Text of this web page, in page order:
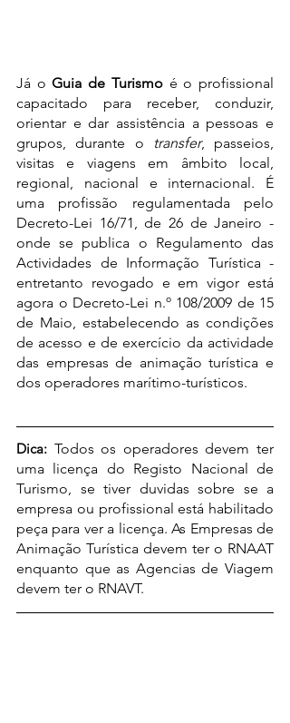
Já o Guia de Turismo é o profissional
capacitado para receber, conduzir,
orientar e dar assistência a pessoas e
grupos, durante o
transfer, passeios,
visitas e viagens em âmbito local,
regional, nacional e internacional. É
uma profissão regulamentada pelo
Decreto-Lei 16/71, de 26 de Janeiro -
onde se publica o Regulamento das
Actividades de Informação Turística -
entretanto revogado e em vigor está
agora o Decreto-Lei n.º 108/2009 de 15
de Maio, estabelecendo as condições
de acesso e de exercício da actividade
das empresas de animação turística e
dos operadores marítimo-turísticos.
Dica: Todos os operadores devem ter
uma licença do Registo Nacional de
Turismo, se tiver duvidas sobre se a
empresa ou profissional está habilitado
peça para ver a licença. As Empresas de
Animação Turística devem ter o RNAAT
enquanto que as Agencias de Viagem
devem ter o RNAVT.